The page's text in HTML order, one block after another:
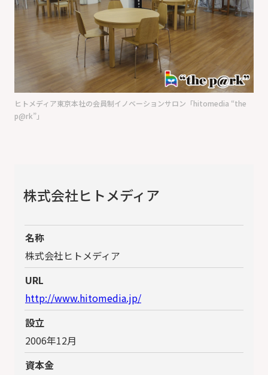
ヒトメディア東京本社の会員制イノベーションサロン「hitomedia “the
p@rk”」
株式会社ヒトメディア
名称
株式会社ヒトメディア
URL
http://www.hitomedia.jp/
設立
2006年12月
資本金